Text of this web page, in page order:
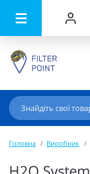
Головна Виробник